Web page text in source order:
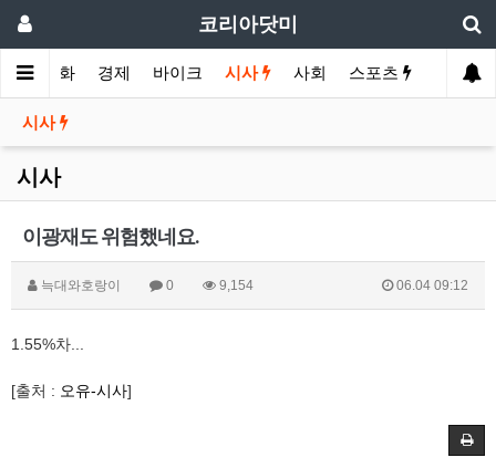
코리아닷미
인 영화 경제 바이크 시사 사회 스포츠 여행
시사
시사
이광재도 위험했네요.
늑대와호랑이 0 9,154 06.04 09:12
1.55%차...
[출처 : 오유-시사]